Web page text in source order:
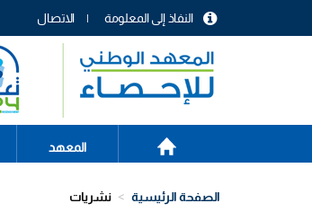
menu
header
الاتصال النفاذ إلى المعلومة
Main
navigation
الرئيسية
المعهد
الصفحة الرئيسية نشريات